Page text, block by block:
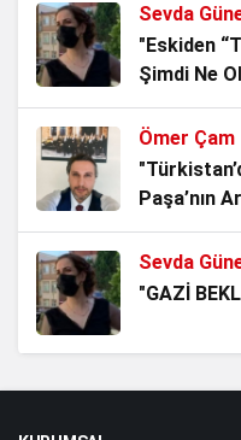
4 hafta önce
Amerikan
4 hafta önce
Dünyayı
Sevda
"Eskiden
Şimdi Ne
Ömer Çam
Paşa’nın
Sessizlik"
Sevda
"GAZİ